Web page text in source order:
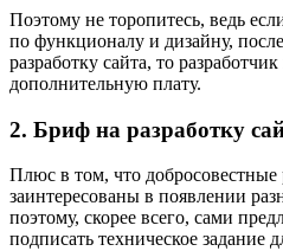
Поэтому не торопитесь, ведь
по функционалу и дизайну,
разработку сайта, то
дополнительную плату.
2. Бриф на разработку
Плюс в том, что добросовестные
заинтересованы в появлении
поэтому, скорее всего, сами
подписать техническое задание